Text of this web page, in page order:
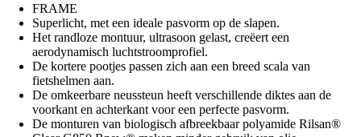
FRAME
Superlicht, met een ideale pasvorm op de slapen.
Het randloze montuur, ultrasoon gelast, creëert een
aerodynamisch luchtstroomprofiel.
De kortere pootjes passen zich aan een breed scala van
fietshelmen aan.
De omkeerbare neussteun heeft verschillende diktes aan de
voorkant en achterkant voor een perfecte pasvorm.
De monturen van biologisch afbreekbaar polyamide Rilsan®